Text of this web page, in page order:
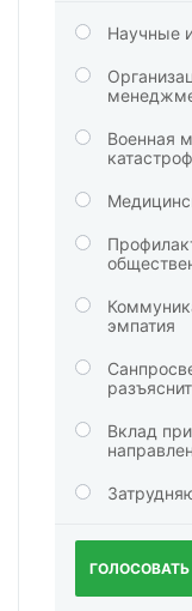
Научные
Военная
катастроф
эмпатия
Вклад
ГОЛОСОВАТЬ